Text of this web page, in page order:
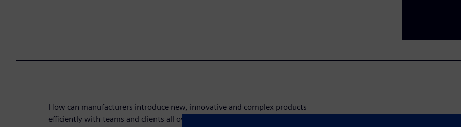
How can manufacturers introduce new, innovative and complex products
efficiently with teams and clients all over the globe? How can you ensure every